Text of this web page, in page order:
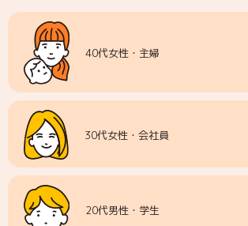
40代女性・主婦
30代女性・会社員
20代男性・学生